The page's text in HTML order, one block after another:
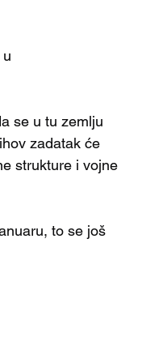
se u tu zemlju
zadatak će
strukture i vojne
to se još